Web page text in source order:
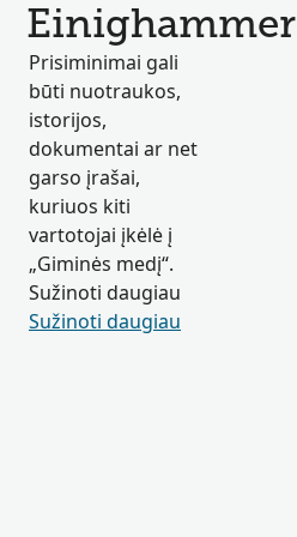
Einighammer
Prisiminimai gali
būti nuotraukos,
istorijos,
dokumentai ar net
garso įrašai,
kuriuos kiti
vartotojai įkėlė į
„Giminės medį“.
Sužinoti daugiau
Sužinoti daugiau